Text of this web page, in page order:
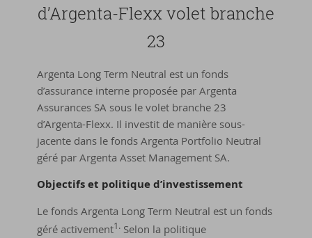
d’Argenta-​Flexx volet branche
23
Argenta Long Term Neutral est un fonds
d’assurance interne proposée par Argenta
Assurances SA sous le volet branche 23
d’Argenta-Flexx. Il investit de manière sous-
jacente dans le fonds Argenta Portfolio Neutral
géré par Argenta Asset Management SA.
Ob­jec­tifs et po­li­tique d’in­ves­tis­se­ment
Le fonds Argenta Long Term Neutral est un fonds
géré activement1. Selon la politique